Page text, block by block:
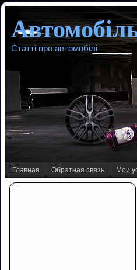
Статті про автомобілі
Главная Обратная связь Мои